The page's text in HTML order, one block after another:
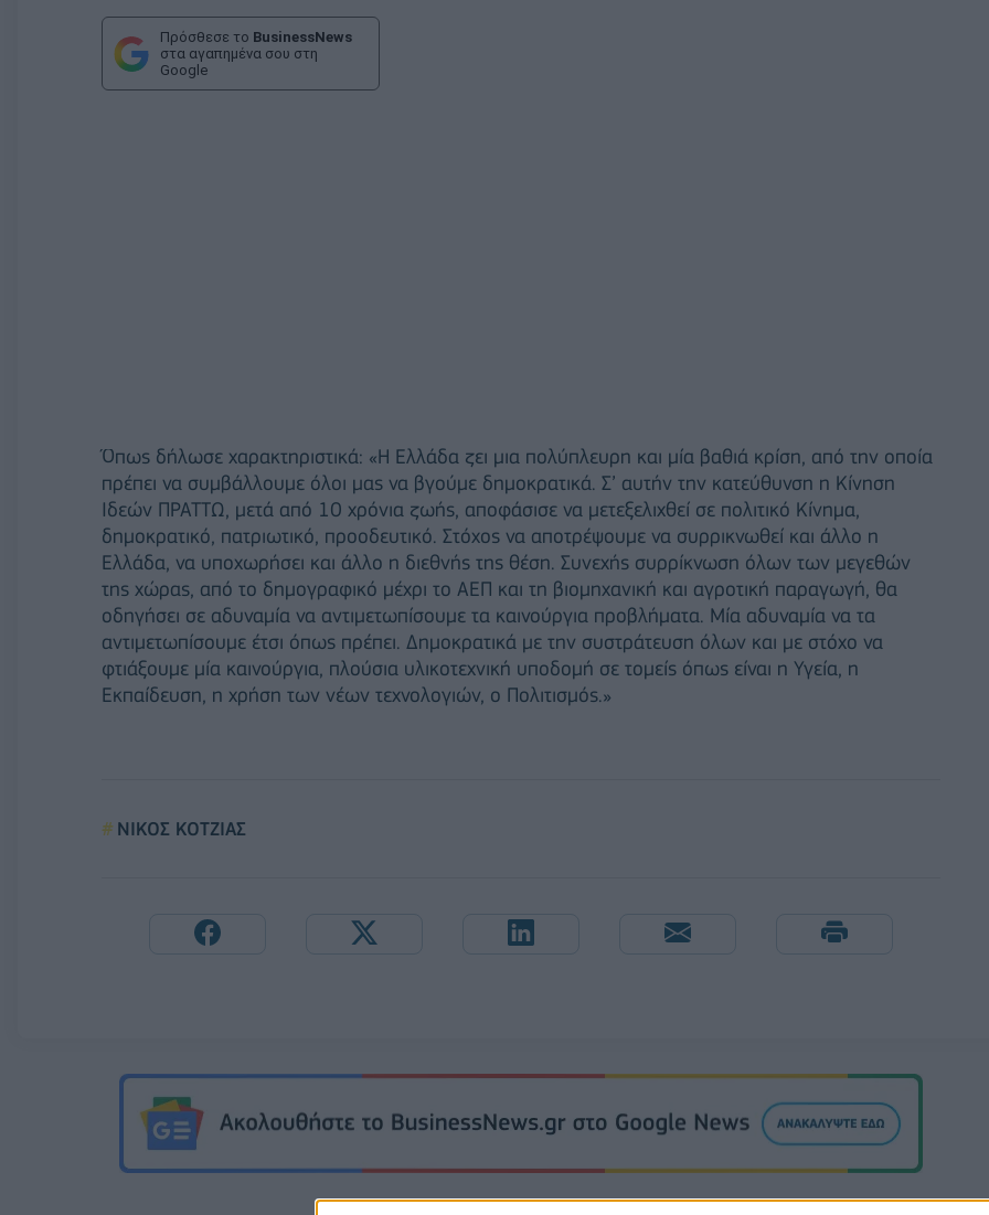
Πρόσθεσε το BusinessNews
στα αγαπημένα σου στη
Google
Όπως δήλωσε χαρακτηριστικά: «Η Ελλάδα ζει μια πολύπλευρη και μία βαθιά κρίση, από την οποία
πρέπει να συμβάλλουμε όλοι μας να βγούμε δημοκρατικά. Σ’ αυτήν την κατεύθυνση η Κίνηση
Ιδεών ΠΡΑΤΤΩ, μετά από 10 χρόνια ζωής, αποφάσισε να μετεξελιχθεί σε πολιτικό Κίνημα,
δημοκρατικό, πατριωτικό, προοδευτικό. Στόχος να αποτρέψουμε να συρρικνωθεί και άλλο η
Ελλάδα, να υποχωρήσει και άλλο η διεθνής της θέση. Συνεχής συρρίκνωση όλων των μεγεθών
της χώρας, από το δημογραφικό μέχρι το ΑΕΠ και τη βιομηχανική και αγροτική παραγωγή, θα
οδηγήσει σε αδυναμία να αντιμετωπίσουμε τα καινούργια προβλήματα. Μία αδυναμία να τα
αντιμετωπίσουμε έτσι όπως πρέπει. Δημοκρατικά με την συστράτευση όλων και με στόχο να
φτιάξουμε μία καινούργια, πλούσια υλικοτεχνική υποδομή σε τομείς όπως είναι η Υγεία, η
Εκπαίδευση, η χρήση των νέων τεχνολογιών, ο Πολιτισμός.»
ΝΙΚΟΣ ΚΟΤΖΙΑΣ